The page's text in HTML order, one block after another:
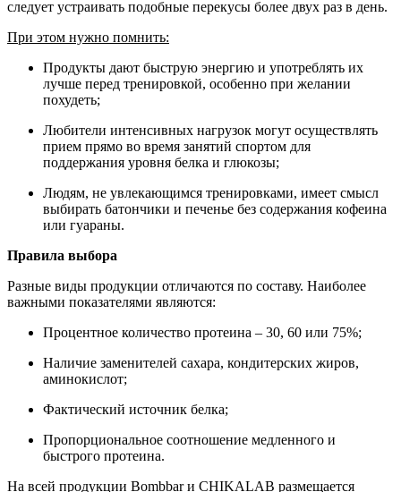
следует устраивать подобные перекусы более двух раз в день.
При этом нужно помнить:
Продукты дают быструю энергию и употреблять их
лучше перед тренировкой, особенно при желании
похудеть;
Любители интенсивных нагрузок могут осуществлять
прием прямо во время занятий спортом для
поддержания уровня белка и глюкозы;
Людям, не увлекающимся тренировками, имеет смысл
выбирать батончики и печенье без содержания кофеина
или гуараны.
Правила выбора
Разные виды продукции отличаются по составу. Наиболее
важными показателями являются:
Процентное количество протеина – 30, 60 или 75%;
Наличие заменителей сахара, кондитерских жиров,
аминокислот;
Фактический источник белка;
Пропорциональное соотношение медленного и
быстрого протеина.
На всей продукции Bombbar и CHIKALAB размещается